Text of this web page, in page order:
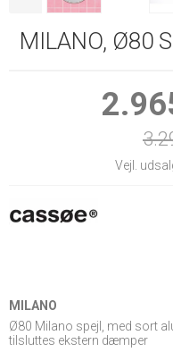
MILANO, Ø80
Vejl.
MILANO
Ø80 Milano spejl, med sort
tilsluttes ekstern dæmper